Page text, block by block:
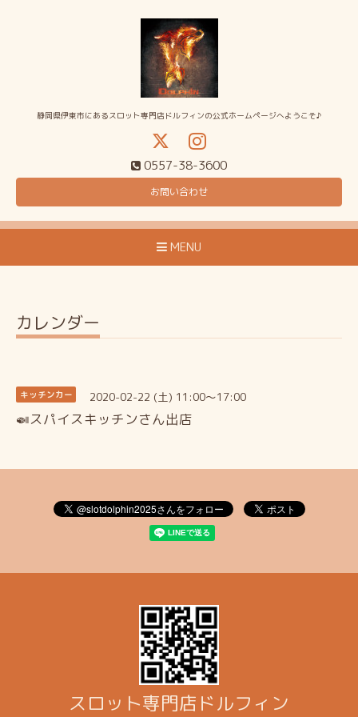
静岡県伊東市にあるスロット専門店ドルフィンの公式ホームページへようこそ♪
0557-38-3600
お問い合わせ
MENU
カレンダー
キッチンカー 2020-02-22 (土) 11:00～17:00
🍛スパイスキッチンさん出店
スロット専門店ドルフィン